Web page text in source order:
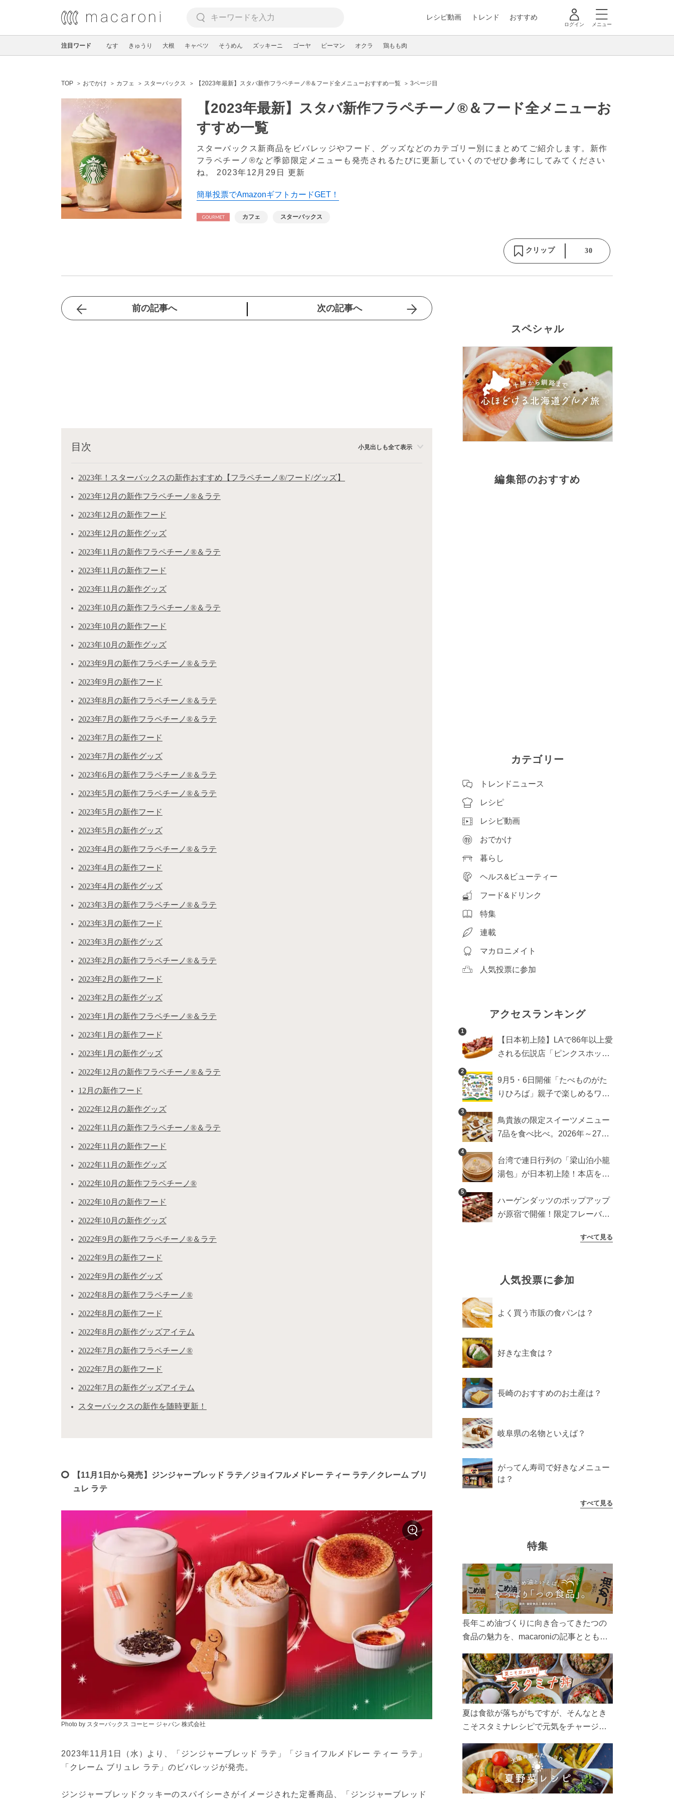
レシピ動画 トレンド おすすめ
ログイン メニュー
注目ワード なす きゅうり 大根 キャベツ そうめん ズッキーニ ゴーヤ ピーマン オクラ 鶏もも肉
TOP おでかけ カフェ スターバックス 【2023年最新】スタバ新作フラペチーノ®＆フード全メニューおすすめ一覧 3ページ目
【2023年最新】スタバ新作フラペチーノ®＆フード全メニューお
すすめ一覧
スターバックス新商品をビバレッジやフード、グッズなどのカテゴリー別にまとめてご紹介します。新作
フラペチーノ®など季節限定メニューも発売されるたびに更新していくのでぜひ参考にしてみてください
ね。 2023年12月29日 更新
簡単投票でAmazonギフトカードGET！
カフェ スターバックス
クリップ 30
前の記事へ 次の記事へ
目次 小見出しも全て表示
2023年！スターバックスの新作おすすめ【フラペチーノ®/フード/グッズ】
2023年12月の新作フラペチーノ®＆ラテ
2023年12月の新作フード
2023年12月の新作グッズ
2023年11月の新作フラペチーノ®＆ラテ
2023年11月の新作フード
2023年11月の新作グッズ
2023年10月の新作フラペチーノ®＆ラテ
2023年10月の新作フード
2023年10月の新作グッズ
2023年9月の新作フラペチーノ®＆ラテ
2023年9月の新作フード
2023年8月の新作フラペチーノ®＆ラテ
2023年7月の新作フラペチーノ®＆ラテ
2023年7月の新作フード
2023年7月の新作グッズ
2023年6月の新作フラペチーノ®＆ラテ
2023年5月の新作フラペチーノ®＆ラテ
2023年5月の新作フード
2023年5月の新作グッズ
2023年4月の新作フラペチーノ®＆ラテ
2023年4月の新作フード
2023年4月の新作グッズ
2023年3月の新作フラペチーノ®＆ラテ
2023年3月の新作フード
2023年3月の新作グッズ
2023年2月の新作フラペチーノ®＆ラテ
2023年2月の新作フード
2023年2月の新作グッズ
2023年1月の新作フラペチーノ®＆ラテ
2023年1月の新作フード
2023年1月の新作グッズ
2022年12月の新作フラペチーノ®＆ラテ
12月の新作フード
2022年12月の新作グッズ
2022年11月の新作フラペチーノ®＆ラテ
2022年11月の新作フード
2022年11月の新作グッズ
2022年10月の新作フラペチーノ®
2022年10月の新作フード
2022年10月の新作グッズ
2022年9月の新作フラペチーノ®＆ラテ
2022年9月の新作フード
2022年9月の新作グッズ
2022年8月の新作フラペチーノ®
2022年8月の新作フード
2022年8月の新作グッズアイテム
2022年7月の新作フラペチーノ®
2022年7月の新作フード
2022年7月の新作グッズアイテム
スターバックスの新作を随時更新！
【11月1日から発売】ジンジャーブレッド ラテ／ジョイフルメドレー ティー ラテ／クレーム ブリ
ュレ ラテ
Photo by スターバックス コーヒー ジャパン 株式会社
2023年11月1日（水）より、「ジンジャーブレッド ラテ」「ジョイフルメドレー ティー ラテ」
「クレーム ブリュレ ラテ」のビバレッジが発売。
ジンジャーブレッドクッキーのスパイシーさがイメージされた定番商品、「ジンジャーブレッド
スペシャル
編集部のおすすめ
カテゴリー
トレンドニュース
レシピ
レシピ動画
おでかけ
暮らし
ヘルス&ビューティー
フード&ドリンク
特集
連載
マカロニメイト
人気投票に参加
アクセスランキング
1
【日本初上陸】LAで86年以上愛
される伝説店「ピンクスホット
ットドッグブーム到来!?
2
9月5・6日開催「たべものがた
りひろば」親子で楽しめるワー
ーなどをご紹介
3
鳥貴族の限定スイーツメニュー
7品を食べ比べ。2026年～27年
4
台湾で連日行列の「梁山泊小籠
湯包」が日本初上陸！本店を知
5
ハーゲンダッツのポップアップ
が原宿で開催！限定フレーバー
すべて見る
人気投票に参加
よく買う市販の食パンは？
好きな主食は？
長崎のおすすめのお土産は？
岐阜県の名物といえば？
がってん寿司で好きなメニュー
は？
すべて見る
特集
長年こめ油づくりに向き合ってきたつの
食品の魅力を、macaroniの記事とともに
ん、製造現場や品質へのこだわりまで。
こめ油をもっと好きになるコンテンツを
ぜひお楽しみください。
夏は食欲が落ちがちですが、そんなとき
こそスタミナレシピで元気をチャージ！
リ食べて、夏バテを吹き飛ばしましょ
う！